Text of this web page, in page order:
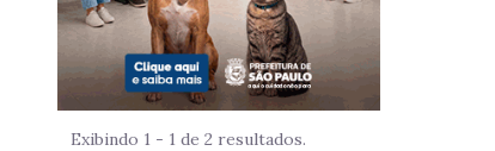
Exibindo 1 - 1 de 2 resultados.